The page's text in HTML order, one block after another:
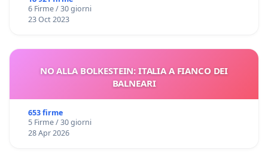
6 Firme / 30 giorni
23 Oct 2023
NO ALLA BOLKESTEIN: ITALIA A FIANCO DEI
BALNEARI
653 firme
5 Firme / 30 giorni
28 Apr 2026